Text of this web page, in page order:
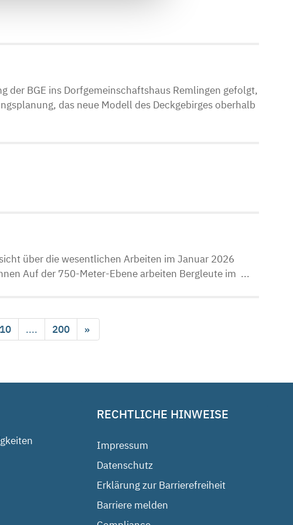
der BGE ins Dorfgemeinschaftshaus Remlingen gefolgt,
das neue Modell des Deckgebirges oberhalb
über die wesentlichen Arbeiten im Januar 2026
Auf der 750-Meter-Ebene arbeiten Bergleute im ...
10 .... 200 »
RECHTLICHE HINWEISE
Impressum
Datenschutz
Erklärung zur Barrierefreiheit
Barriere melden